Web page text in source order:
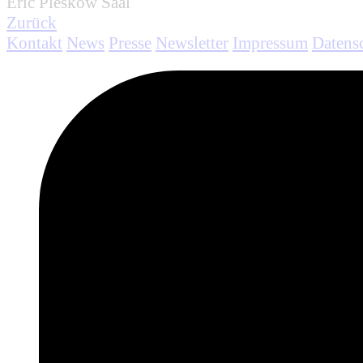
Zurück
Kontakt News Presse Newsletter Impressum